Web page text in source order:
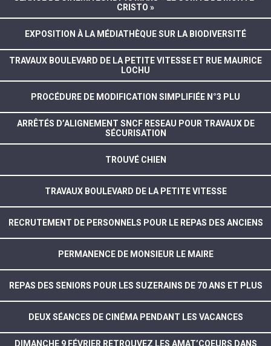
CRISTO »
EXPOSITION À LA MÉDIATHÈQUE SUR LA BIODIVERSITÉ
TRAVAUX BOULEVARD DE LA PETITE VITESSE ET RUE MAURICE
LOCHU
PROCÉDURE DE MODIFICATION SIMPLIFIÉE N°3 PLU
ARRÊTÉS D’ALIGNEMENT SNCF RESEAU POUR TRAVAUX DE
SÉCURISATION
TROUVÉ CHIEN
TRAVAUX BOULEVARD DE LA PETITE VITESSE
RECRUTEMENT DE PERSONNELS POUR LE REPAS DES ANCIENS
PERMANENCE DE MONSIEUR LE MAIRE
REPAS DES SENIORS POUR LES SUZERAINS DE 70 ANS ET PLUS
DEUX SÉANCES DE CINÉMA PENDANT LES VACANCES
DIMANCHE 9 FÉVRIER RETROUVEZ LES AMAT’COEURS DANS